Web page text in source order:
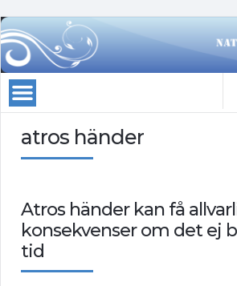
atros händer
Atros händer kan få
konsekvenser om det ej
tid